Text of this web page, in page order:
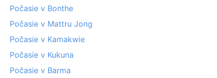
Počasie v Bonthe
Počasie v Mattru Jong
Počasie v Kamakwie
Počasie v Kukuna
Počasie v Barma